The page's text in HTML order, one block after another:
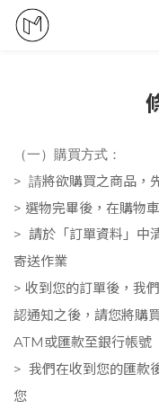
（一）購買方式：
> 請將欲購買之商品，
> 選物完畢後，在購物
> 請於「訂單資料」中
寄送作業
> 收到您的訂單後，我
認通知之後， 請您將購
ATM或匯款至銀行帳號
> 我們在收到您的匯款
您